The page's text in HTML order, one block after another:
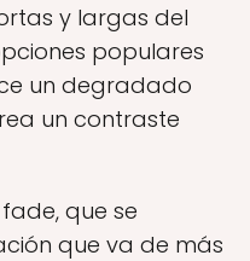
y largas del
populares
un degradado
un contraste
que se
que va de más